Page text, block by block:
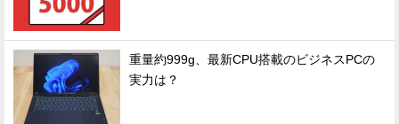
重量約999g、最新CPU搭載のビジネスPCの
実力は？